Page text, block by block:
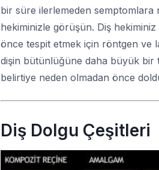
bir süre ilerlemeden semptomlara
hekiminizle görüşün. Diş
önce tespit etmek için röntgen ve
dişin bütünlüğüne daha büyük bir
belirtiye neden olmadan önce
Diş Dolgu Çeşitleri